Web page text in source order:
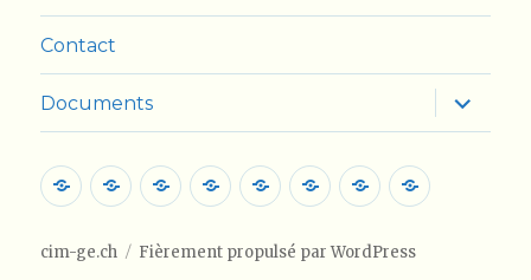
Contact
Documents
ouvrir
le
sous-
Accueil
Le
AdhésionFormations
Publications
Activités
Contact
cim-ge.ch Fièrement propulsé par WordPress